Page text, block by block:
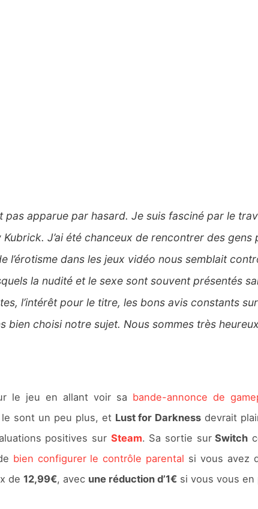
pas apparue par hasard. Je suis fasciné par le
J’ai été chanceux de rencontrer des
l’érotisme dans les jeux vidéo nous semblait
la nudité et le sexe sont souvent présentés
l’intérêt pour le titre, les bons avis constants
bien choisi notre sujet. Nous sommes très
le jeu en allant voir sa bande-annonce de
sont un peu plus, et Lust for Darkness devrait
positives sur Steam. Sa sortie surSwitch
bien configurer le contrôle parental si vous avez
de 12,99€, avec une réduction d’1€si vous vous en